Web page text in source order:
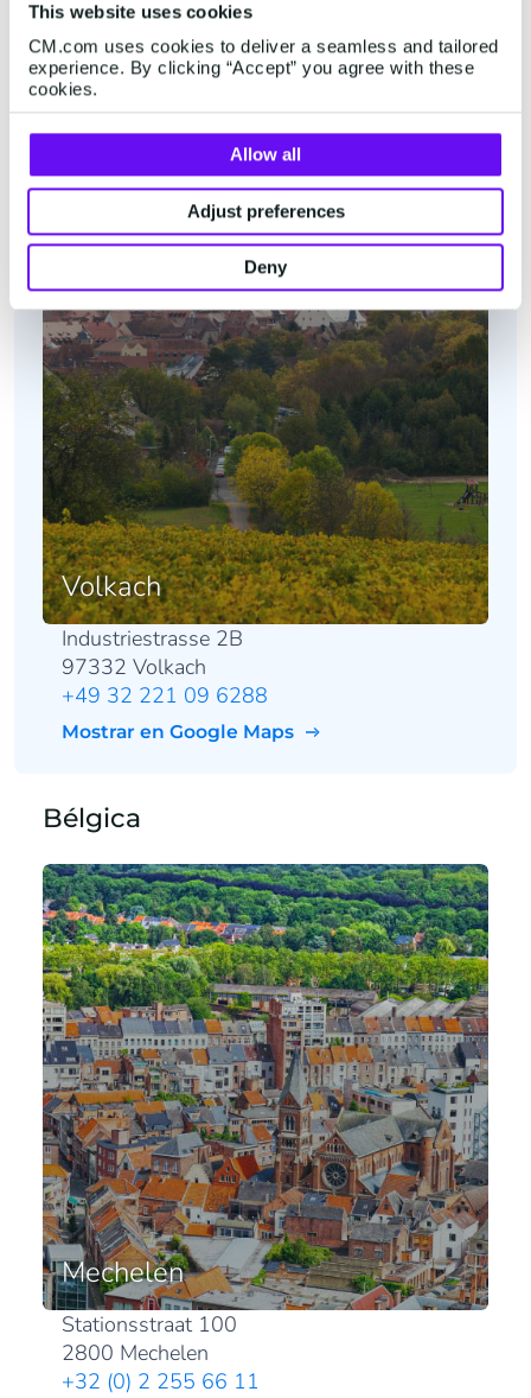
This website uses cookies
CM.com uses cookies to deliver a seamless and tailored
experience. By clicking “Accept” you agree with these
cookies.
Allow all
Adjust preferences
Deny
+31 (0)76 5727000
Mostrar en Google Maps
Alemania
Volkach
Industriestrasse 2B
97332 Volkach
+49 32 221 09 6288
Mostrar en Google Maps
Bélgica
Mechelen
Stationsstraat 100
2800 Mechelen
+32 (0) 2 255 66 11